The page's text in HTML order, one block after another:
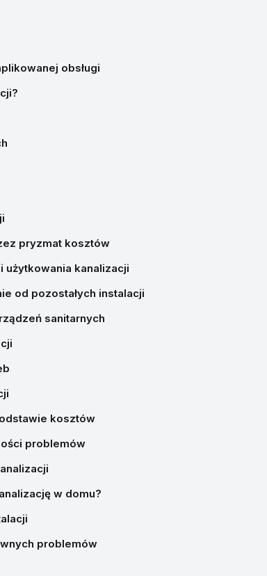
obsługi
pryzmat kosztów
użytkowania kanalizacji
od pozostałych instalacji
sanitarnych
kosztów
problemów
w domu?
problemów